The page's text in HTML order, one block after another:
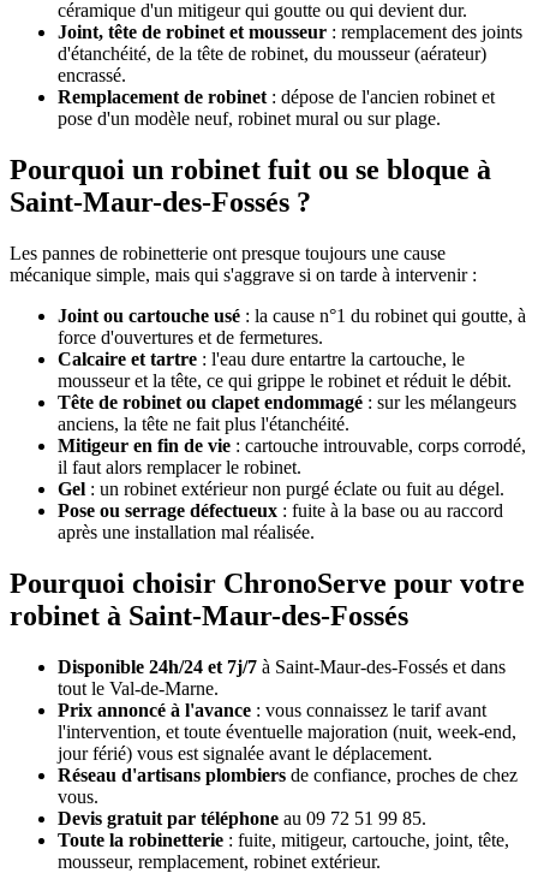
céramique d'un mitigeur qui goutte ou qui devient dur.
Joint, tête de robinet et mousseur : remplacement des joints
d'étanchéité, de la tête de robinet, du mousseur (aérateur)
encrassé.
Remplacement de robinet : dépose de l'ancien robinet et
pose d'un modèle neuf, robinet mural ou sur plage.
Pourquoi un robinet fuit ou se bloque à
Saint-Maur-des-Fossés ?
Les pannes de robinetterie ont presque toujours une cause
mécanique simple, mais qui s'aggrave si on tarde à intervenir :
Joint ou cartouche usé : la cause n°1 du robinet qui goutte, à
force d'ouvertures et de fermetures.
Calcaire et tartre : l'eau dure entartre la cartouche, le
mousseur et la tête, ce qui grippe le robinet et réduit le débit.
Tête de robinet ou clapet endommagé : sur les mélangeurs
anciens, la tête ne fait plus l'étanchéité.
Mitigeur en fin de vie : cartouche introuvable, corps corrodé,
il faut alors remplacer le robinet.
Gel : un robinet extérieur non purgé éclate ou fuit au dégel.
Pose ou serrage défectueux : fuite à la base ou au raccord
après une installation mal réalisée.
Pourquoi choisir ChronoServe pour votre
robinet à Saint-Maur-des-Fossés
Disponible 24h/24 et 7j/7 à Saint-Maur-des-Fossés et dans
tout le Val-de-Marne.
Prix annoncé à l'avance : vous connaissez le tarif avant
l'intervention, et toute éventuelle majoration (nuit, week-end,
jour férié) vous est signalée avant le déplacement.
Réseau d'artisans plombiers de confiance, proches de chez
vous.
Devis gratuit par téléphone au 09 72 51 99 85.
Toute la robinetterie : fuite, mitigeur, cartouche, joint, tête,
mousseur, remplacement, robinet extérieur.